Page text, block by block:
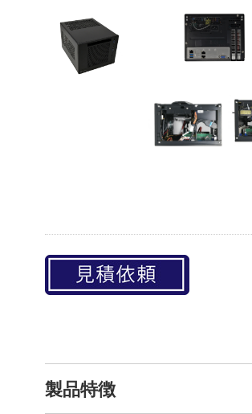
製品特徴